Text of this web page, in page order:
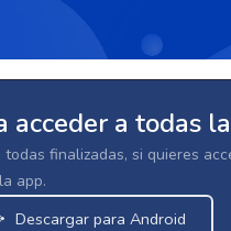
acceder a todas
finalizadas, si quieres
app.
Descargar para Android